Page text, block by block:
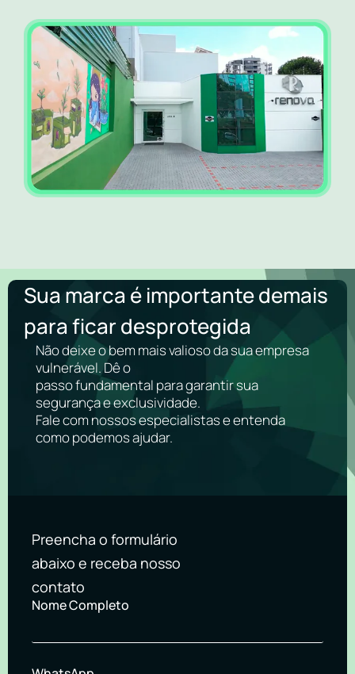
Sua marca é importante demais
para ficar desprotegida
Não deixe o bem mais valioso da sua empresa
vulnerável. Dê o
passo fundamental para garantir sua
segurança e exclusividade.
Fale com nossos especialistas e entenda
como podemos ajudar.
Preencha o formulário
abaixo e receba nosso
contato
Nome Completo